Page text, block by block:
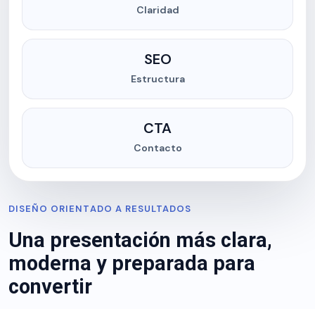
Claridad
SEO
Estructura
CTA
Contacto
DISEÑO ORIENTADO A RESULTADOS
Una presentación más clara,
moderna y preparada para
convertir